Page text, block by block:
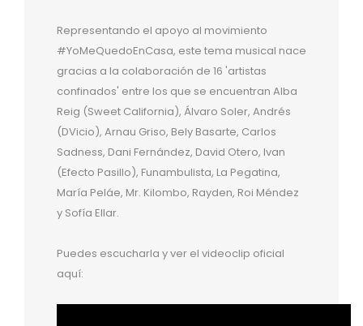
Representando el apoyo al movimiento
#YoMeQuedoEnCasa, este tema musical nace
gracias a la colaboración de 16 'artistas
confinados' entre los que se encuentran Alba
Reig (Sweet California), Álvaro Soler, Andrés
(DVicio), Arnau Griso, Bely Basarte, Carlos
Sadness, Dani Fernández, David Otero, Ivan
(Efecto Pasillo), Funambulista, La Pegatina,
María Peláe, Mr. Kilombo, Rayden, Roi Méndez
y Sofía Ellar.
Puedes escucharla y ver el videoclip oficial
aquí: